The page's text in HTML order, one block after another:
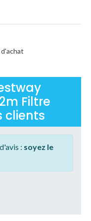
Filtre
clients
: soyez le